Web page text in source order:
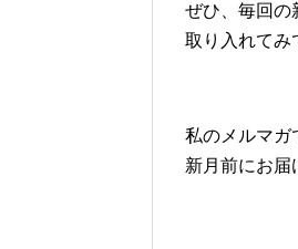
ぜひ、毎回の
取り入れてみ
私のメルマガ
新月前にお届